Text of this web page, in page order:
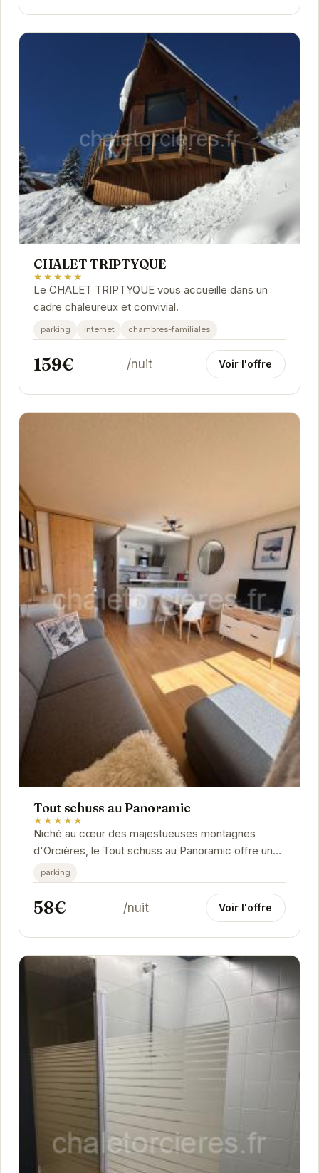
CHALET TRIPTYQUE
★★★★★
Le CHALET TRIPTYQUE vous accueille dans un
cadre chaleureux et convivial.
parking internet chambres-familiales
159€ /nuit Voir l'offre
Tout schuss au Panoramic
★★★★★
Niché au cœur des majestueuses montagnes
d'Orcières, le Tout schuss au Panoramic offre une
expérience unique alliant confort moderne et
charme...
parking
58€ /nuit Voir l'offre